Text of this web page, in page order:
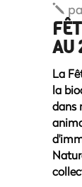
AU
La
la
dans